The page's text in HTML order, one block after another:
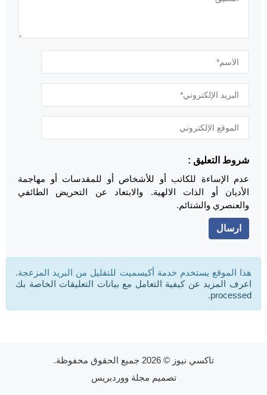
شروط التعليق :
عدم الإساءة للكاتب أو للأشخاص أو للمقدسات أو مهاجمة
الأديان أو الذات الالهية. والابتعاد عن التحريض الطائفي
والعنصري والشتائم.
هذا الموقع يستخدم خدمة أكيسميت للتقليل من البريد المزعجة.
اعرف المزيد عن كيفية التعامل مع بيانات التعليقات الخاصة بك
processed
.
تاكسي نيوز © 2026 جميع الحقوق محفوظة.
تصميم مجلة ووردبريس